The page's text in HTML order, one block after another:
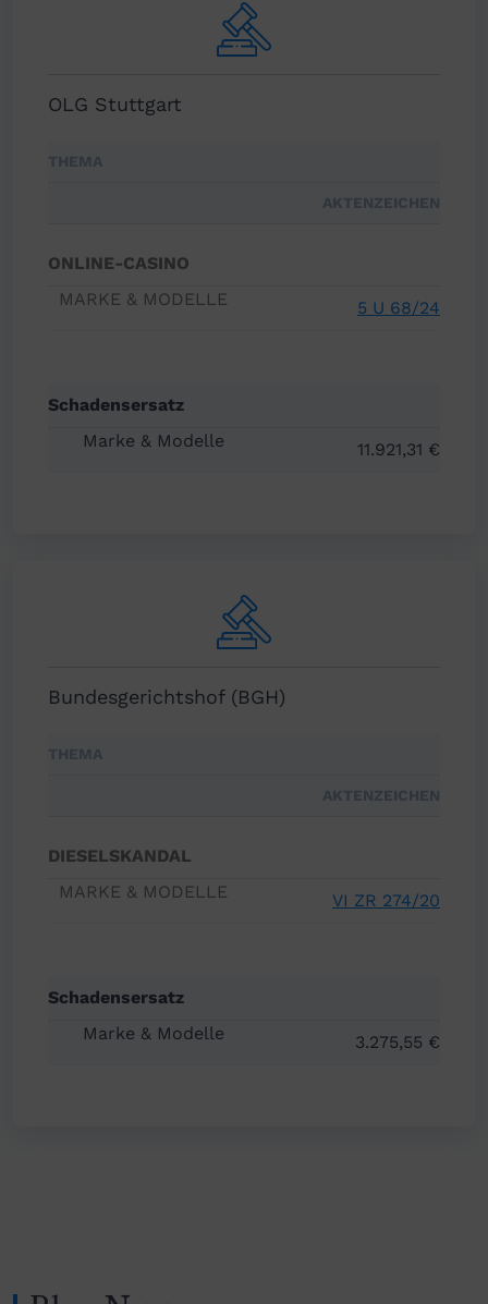
OLG Stuttgart
THEMA
AKTENZEICHEN
ONLINE-CASINO
5 U 68/24
Schadensersatz
11.921,31 €
Bundesgerichtshof (BGH)
THEMA
AKTENZEICHEN
DIESELSKANDAL
VI ZR 274/20
Schadensersatz
3.275,55 €